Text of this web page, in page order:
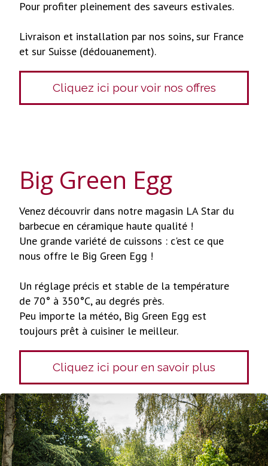
Pour profiter pleinement des saveurs estivales.
Livraison et installation par nos soins, sur France
et sur Suisse (dédouanement).
Cliquez ici pour voir nos offres
Big Green Egg
Venez découvrir dans notre magasin LA Star du
barbecue en céramique haute qualité !
Une grande variété de cuissons : c'est ce que
nous offre le Big Green Egg !
Un réglage précis et stable de la température
de 70° à 350°C, au degrés près.
Peu importe la météo, Big Green Egg est
toujours prêt à cuisiner le meilleur.
Cliquez ici pour en savoir plus